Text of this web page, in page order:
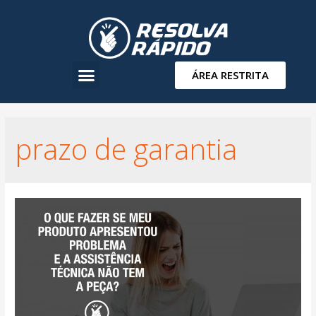
ÁREA RESTRITA
prazo de garantia